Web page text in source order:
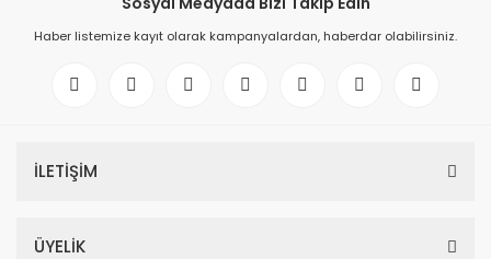
Haber listemize kayıt olarak kampanyalardan, haberdar olabilirsiniz.
İLETİŞİM
ÜYELİK